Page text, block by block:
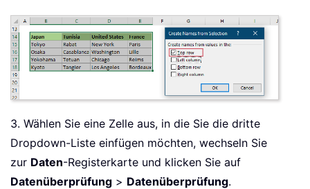
3. Wählen Sie eine Zelle aus, in die Sie die dritte
Dropdown-Liste einfügen möchten, wechseln Sie
zur Daten-Registerkarte und klicken Sie auf
Datenüberprüfung > Datenüberprüfung.